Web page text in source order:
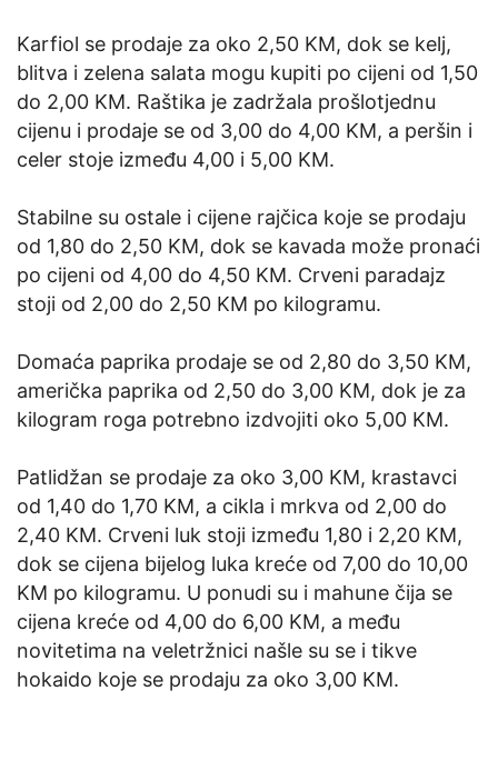
Karfiol se prodaje za oko 2,50 KM, dok se kelj,
blitva i zelena salata mogu kupiti po cijeni od 1,50
do 2,00 KM. Raštika je zadržala prošlotjednu
cijenu i prodaje se od 3,00 do 4,00 KM, a peršin i
celer stoje između 4,00 i 5,00 KM.
Stabilne su ostale i cijene rajčica koje se prodaju
od 1,80 do 2,50 KM, dok se kavada može pronaći
po cijeni od 4,00 do 4,50 KM. Crveni paradajz
stoji od 2,00 do 2,50 KM po kilogramu.
Domaća paprika prodaje se od 2,80 do 3,50 KM,
američka paprika od 2,50 do 3,00 KM, dok je za
kilogram roga potrebno izdvojiti oko 5,00 KM.
Patlidžan se prodaje za oko 3,00 KM, krastavci
od 1,40 do 1,70 KM, a cikla i mrkva od 2,00 do
2,40 KM. Crveni luk stoji između 1,80 i 2,20 KM,
dok se cijena bijelog luka kreće od 7,00 do 10,00
KM po kilogramu. U ponudi su i mahune čija se
cijena kreće od 4,00 do 6,00 KM, a među
novitetima na veletržnici našle su se i tikve
hokaido koje se prodaju za oko 3,00 KM.